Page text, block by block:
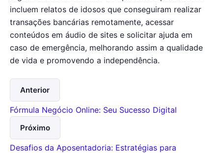
incluem relatos de idosos que conseguiram realizar
transações bancárias remotamente, acessar
conteúdos em áudio de sites e solicitar ajuda em
caso de emergência, melhorando assim a qualidade
de vida e promovendo a independência.
Anterior
Fórmula Negócio Online: Seu Sucesso Digital
Próximo
Desafios da Aposentadoria: Estratégias para